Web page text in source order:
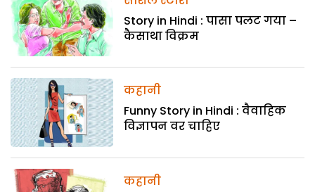
Story in Hindi : पासा पलट गया –
कैसाथा विक्रम
कहानी
Funny Story in Hindi : वैवाहिक
विज्ञापन वर चाहिए
कहानी